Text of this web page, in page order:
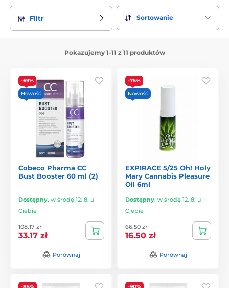
Filtr Sortowanie
Pokazujemy 1-11 z 11 produktów
-69%
Nowość
Cobeco Pharma CC
Bust Booster 60 ml (2)
Dostępny, w środę 12. 8. u
Ciebie
108.17 zł
33.17 zł
Porównaj
-75%
Nowość
EXPIRACE 5/25 Oh! Holy
Mary Cannabis Pleasure
Oil 6ml
Dostępny, w środę 12. 8. u
Ciebie
66.50 zł
16.50 zł
Porównaj
-85%
-90%